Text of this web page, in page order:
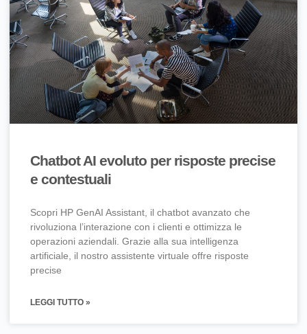
Chatbot AI evoluto per risposte precise
e contestuali
Scopri HP GenAI Assistant, il chatbot avanzato che
rivoluziona l’interazione con i clienti e ottimizza le
operazioni aziendali. Grazie alla sua intelligenza
artificiale, il nostro assistente virtuale offre risposte
precise
LEGGI TUTTO »